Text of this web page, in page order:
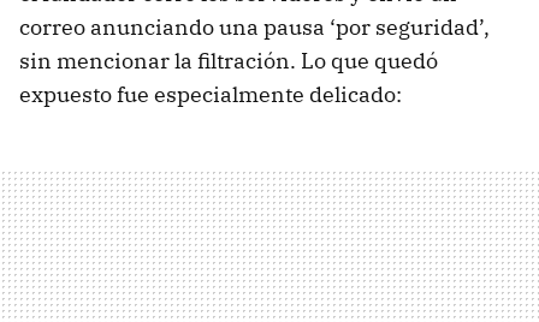
correo anunciando una pausa ‘por seguridad’,
sin mencionar la filtración. Lo que quedó
expuesto fue especialmente delicado: